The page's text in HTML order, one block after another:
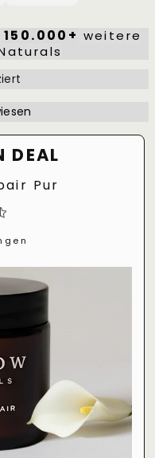
150.000+ weitere
DEAL
Pur